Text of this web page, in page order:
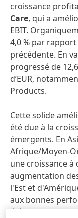
croissance
Care, qui a
EBIT.
4,0 % par
précédente. En
progressé de
d’EUR,
Products.
Cette solide
été due à la
émergents. En
Afrique/Moyen-
une croissance
augmentation
l'Est et
aux bonnes
été solide sur les